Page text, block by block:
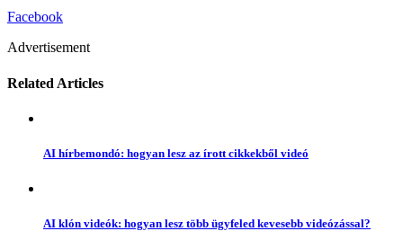
Facebook
Advertisement
Related Articles
AI hírbemondó: hogyan lesz az írott cikkekből videó
AI klón videók: hogyan lesz több ügyfeled kevesebb videózással?